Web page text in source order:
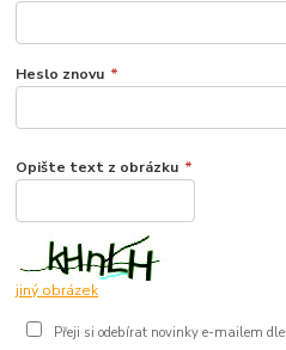
Heslo znovu *
Opište text z obrázku *
jiný obrázek
Přeji si odebírat novinky e-mailem dle